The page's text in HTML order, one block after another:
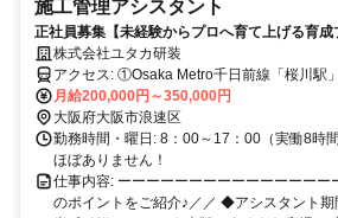
施工管理アシスタント
正社員募集【未経験からプロへ育て上げる育
／残業ほぼナシで効率よく業務／昇給・賞与21
株式会社ユタカ研装
アクセス: ①Osaka Metro千日前線「桜川駅」より徒歩2分 ②JR各線
「難波駅」より徒歩7分 ③Osaka Metro各線
④阪神なんば線「桜川駅」より徒歩10分
月給200,000円～350,000円
大阪府大阪市浪速区
勤務時間・曜日: 8：00～17：00（実働8時
ほぼありません！
仕事内容: ーーーーーーーーーーーーーーー
のポイントをご紹介♪／／ ◆アシスタント期